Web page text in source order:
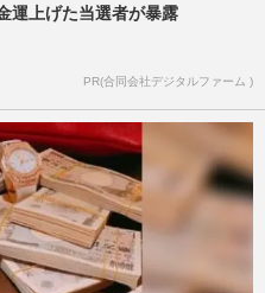
運上げた当選者が暴露
PR(合同会社デジタルファーム )